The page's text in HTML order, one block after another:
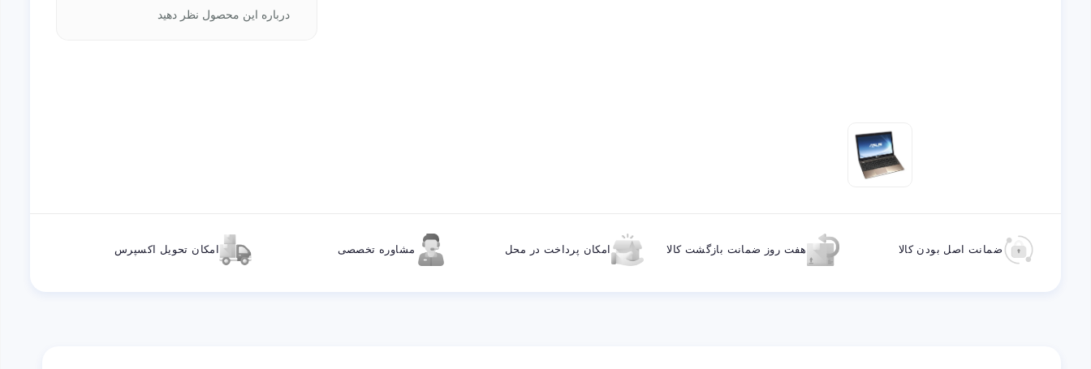
درباره این محصول نظر دهید
ضمانت اصل بودن کالا هفت روز ضمانت بازگشت کالا امکان پرداخت در محل مشاوره تخصصی امکان تحویل اکسپرس